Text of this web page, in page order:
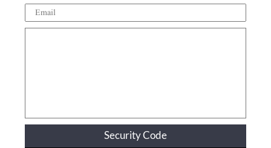
Security Code